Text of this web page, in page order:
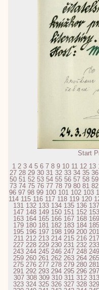
Start
1 2 3 4 5 6 7 8 9 10 11 12 13
27 28 29 30 31 32 33 34 35 36
50 51 52 53 54 55 56 57 58 59
73 74 75 76 77 78 79 80 81 82
96 97 98 99 100 101 102 103
114 115 116 117 118 119 120
131 132 133 134 135 136 137
147 148 149 150 151 152 153
163 164 165 166 167 168 169
179 180 181 182 183 184 185
195 196 197 198 199 200 201
211 212 213 214 215 216 217
227 228 229 230 231 232 233
243 244 245 246 247 248 249
259 260 261 262 263 264 265
275 276 277 278 279 280 281
291 292 293 294 295 296 297
307 308 309 310 311 312 313
323 324 325 326 327 328 329